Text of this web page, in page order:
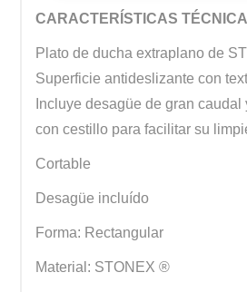
CARACTERÍSTICAS
Plato de ducha extraplano de
Superficie antideslizante con
Incluye desagüe de gran caudal
con cestillo para facilitar su
Cortable
Desagüe incluído
Forma: Rectangular
Material: STONEX ®